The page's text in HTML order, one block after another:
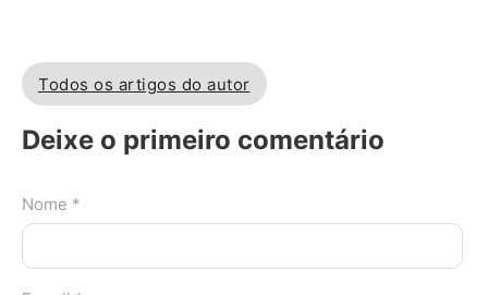
Todos os artigos do autor
Deixe o primeiro comentário
Nome *